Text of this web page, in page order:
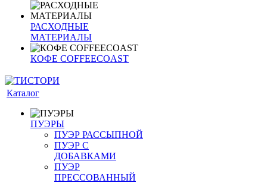
РАСХОДНЫЕ
МАТЕРИАЛЫ
КОФЕ COFFEECOAST
Каталог
ПУЭРЫ
ПУЭР РАССЫПНОЙ
ПУЭР С
ДОБАВКАМИ
ПУЭР
ПРЕССОВАННЫЙ